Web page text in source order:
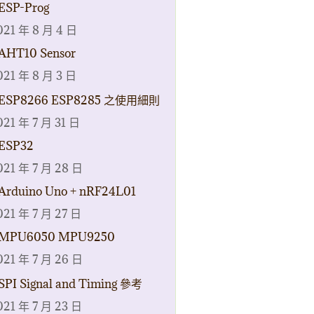
Prog
年 8 月 4 日
Sensor
年 8 月 3 日
ESP8285 之使用細則
年 7 月 31 日
年 7 月 28 日
Uno + nRF24L01
年 7 月 27 日
MPU9250
年 7 月 26 日
Signal and Timing 參考
年 7 月 23 日